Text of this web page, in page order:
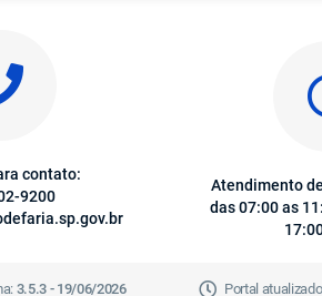
contato:
9200
Atendimento
das 07:00 as
3.5.3 - 19/06/2026 Portal